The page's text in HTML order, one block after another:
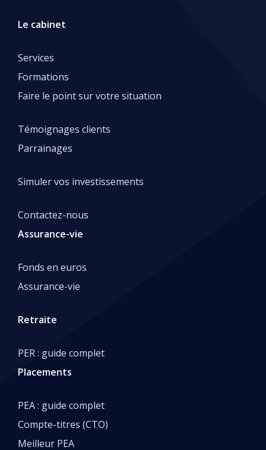
Le cabinet
Services
Formations
Faire le point sur votre situation
Témoignages clients
Parrainages
Simuler vos investissements
Contactez-nous
Assurance-vie
Fonds en euros
Assurance-vie
Retraite
PER : guide complet
Placements
PEA : guide complet
Compte-titres (CTO)
Meilleur PEA